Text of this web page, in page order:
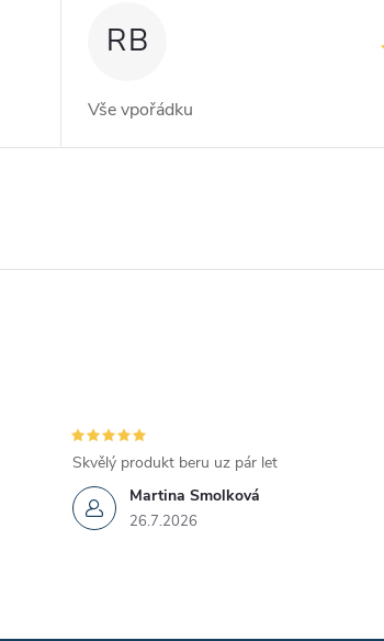
RB
Vše vpořádku
Martina Smolková
26.7.2026
Skvělý produkt beru uz pár let